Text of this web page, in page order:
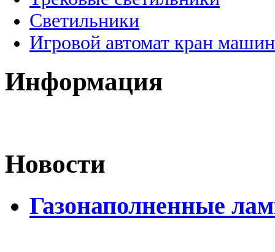
Светильники
Игровой автомат кран
Информация
Новости
Газонаполненные